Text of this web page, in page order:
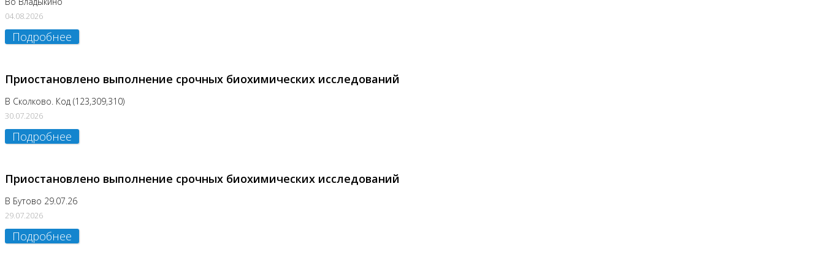
04.08.2026
Подробнее
Приостановлено выполнение срочных биохимических исследований
В Сколково. Код (123,309,310)
30.07.2026
Подробнее
Приостановлено выполнение срочных биохимических исследований
В Бутово 29.07.26
29.07.2026
Подробнее